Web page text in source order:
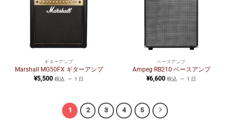
ギターアンプ
Marshall MG50FX ギターアンプ
¥5,500 税込 1 日
ベースアンプ
Ampeg RB210 ベースアンプ
¥6,600 税込 1 日
1 2 3 4 5